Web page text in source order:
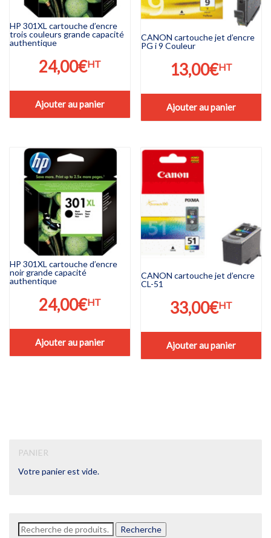
HP 301XL cartouche d’encre
trois couleurs grande capacité
authentique
24,00€HT
Ajouter au panier
CANON cartouche jet d’encre
PG i 9 Couleur
13,00€HT
Ajouter au panier
HP 301XL cartouche d’encre
noir grande capacité
authentique
24,00€HT
Ajouter au panier
CANON cartouche jet d’encre
CL-51
33,00€HT
Ajouter au panier
PANIER
Votre panier est vide.
Recherche
Recherche